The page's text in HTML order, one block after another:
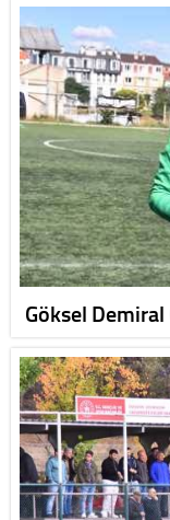
Göksel Demiral